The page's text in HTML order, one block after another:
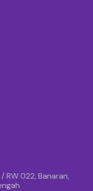
RW 022, Banaran,